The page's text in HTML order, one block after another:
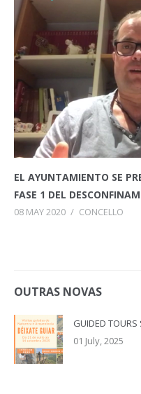
EL AYUNTAMIENTO SE
FASE 1 DEL
08 MAY 2020 / CONCELLO
OUTRAS NOVAS
GUIDED
01 July, 2025